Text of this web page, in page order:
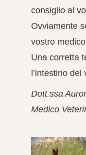
consiglio al
Ovviamente
vostro
Una corretta
l’intestino
Dott.ssa
Medico